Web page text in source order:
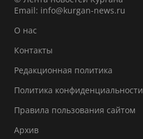
Email: info@kurgan-news.ru
О нас
Контакты
Редакционная политика
Политика конфиденциальности
Правила пользования сайтом
Архив